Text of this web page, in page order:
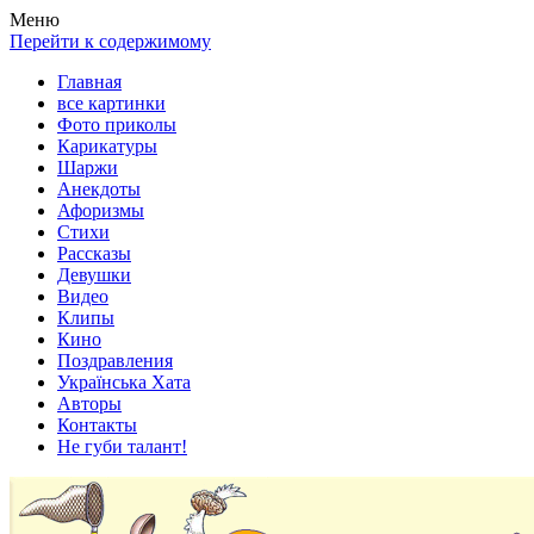
Весела хата — прикольные картинки, смешные истории, клипы!
Покажем всем ваши фото приколы, карикатуры, шаржи, стихи,
Меню
Перейти к содержимому
Главная
все картинки
Фото приколы
Карикатуры
Шаржи
Анекдоты
Афоризмы
Стихи
Рассказы
Девушки
Видео
Клипы
Кино
Поздравления
Українська Хата
Авторы
Контакты
Не губи талант!